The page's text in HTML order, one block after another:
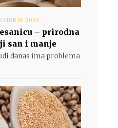
2026.
– prirodna
san i manje
danas ima problema